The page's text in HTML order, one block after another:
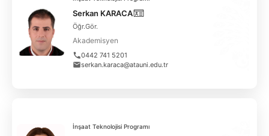
Serkan KARACA
Öğr.Gör.
Akademisyen
0442 741 5201
serkan.karaca@atauni.edu.tr
İnşaat Teknolojisi Programı